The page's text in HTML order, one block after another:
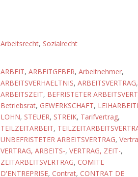
Arbeitsrecht, Sozialrecht
ARBEIT, ARBEITGEBER, Arbeitnehmer,
ARBEITSVERHAELTNIS, ARBEITSVERTRAG,
ARBEITSZEIT, BEFRISTETER
Betriebsrat, GEWERKSCHAFT,
LOHN, STEUER, STREIK, Tarifvertrag,
TEILZEITARBEIT,
UNBEFRISTETER ARBEITSVERTRAG,
VERTRAG, ARBEITS-, VERTRAG, ZEIT-,
ZEITARBEITSVERTRAG, COMITE
D'ENTREPRISE, Contrat, CONTRAT DE